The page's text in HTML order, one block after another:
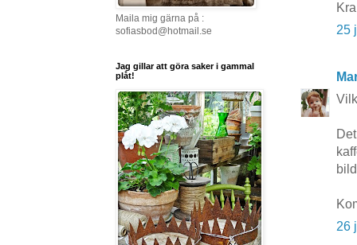
25
26
Maila mig gärna på :
sofiasbod@hotmail.se
Jag gillar att göra saker i gammal
plåt!